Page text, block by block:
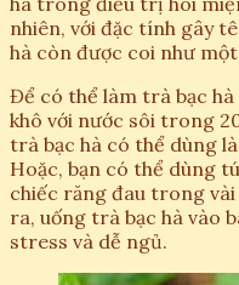
nhiên, với đặc tính gây
hà còn được coi như
Để có thể làm trà bạc
khô với nước sôi trong
trà bạc hà có thể dùng
Hoặc, bạn có thể dùng
chiếc răng đau trong
ra, uống trà bạc hà vào
stress và dễ ngủ.